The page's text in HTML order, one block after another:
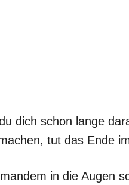
dich schon lange
tut das Ende
in die Augen